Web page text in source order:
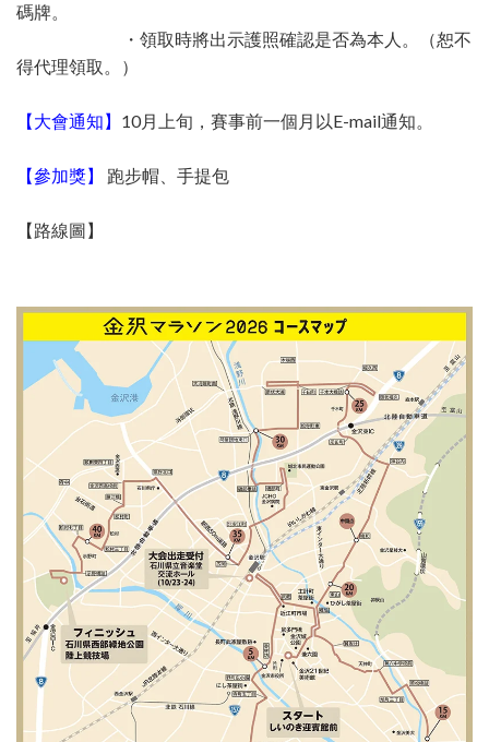
碼牌。
・領取時將出示護照確認是否為本人。（恕不
得代理領取。）
【大會通知】 10月上旬，賽事前一個月以E-mail通知。
【參加獎】 跑步帽、手提包
【路線圖】